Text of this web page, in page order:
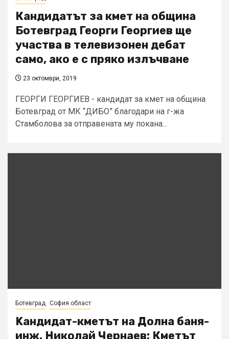
Кандидатът за кмет на община
Ботевград Георги Георгиев ще
участва в телевизонен дебат
само, ако е с пряко излъчване
23 октомври, 2019
ГЕОРГИ ГЕОРГИЕВ - кандидат за кмет на община
Ботевград от МК “ДИБО” благодари на г-жа
Стамболова за отправената му покана...
Ботевград София област
Kандидат-кметът на Долна баня-
инж. Николай Чернаев: Кметът